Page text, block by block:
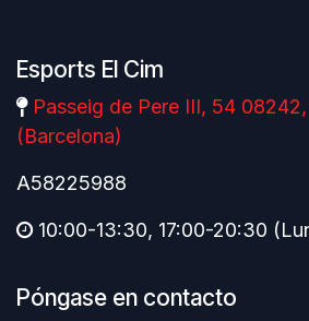
Esports El Cim
Passeig de Pere III, 54
(Barcelona)
A58225988
10:00-13:30, 17:00-20:30
Póngase en contacto